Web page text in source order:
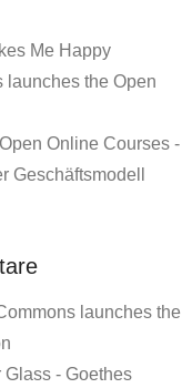
Me Happy
launches the Open
Online Courses -
Geschäftsmodell
launches the
Glass - Goethes